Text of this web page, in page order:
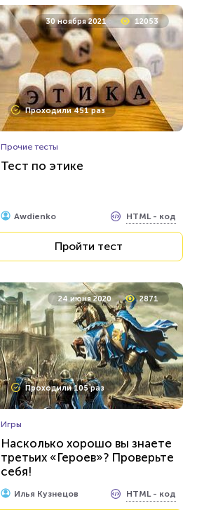
30 ноября 2021 12053
Проходили 451 раз
Прочие тесты
Тест по этике
Awdienko HTML - код
Пройти тест
24 июня 2020 2871
Проходили 105 раз
Игры
Насколько хорошо вы знаете
третьих «Героев»? Проверьте
себя!
Илья Кузнецов HTML - код